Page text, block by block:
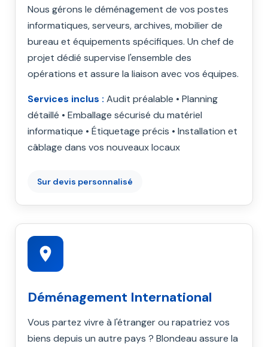
Nous gérons le déménagement de vos postes
informatiques, serveurs, archives, mobilier de
bureau et équipements spécifiques. Un chef de
projet dédié supervise l'ensemble des
opérations et assure la liaison avec vos équipes.
Services inclus : Audit préalable • Planning
détaillé • Emballage sécurisé du matériel
informatique • Étiquetage précis • Installation et
câblage dans vos nouveaux locaux
Sur devis personnalisé
Déménagement International
Vous partez vivre à l'étranger ou rapatriez vos
biens depuis un autre pays ? Blondeau assure la